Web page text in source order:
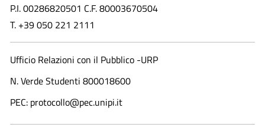
P.I. 00286820501 C.F. 80003670504
T. +39 050 221 2111
Ufficio Relazioni con il Pubblico -URP
N. Verde Studenti 800018600​
PEC: protocollo@pec.unipi.it